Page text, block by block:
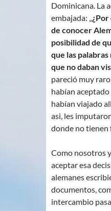
Dominicana. La
embajada: „
de conocer
posibilidad de
que las
que no daban
pareció muy
habían
habían viajado
asi, les
donde no tienen
Como nosotros
aceptar esa
alemanes
documentos,
intercambio